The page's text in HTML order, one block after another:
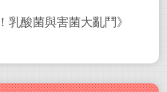
乳酸菌與害菌大亂鬥》